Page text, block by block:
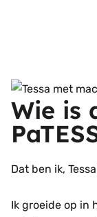
Wie is
Dat ben ik,
Ik groeide op in